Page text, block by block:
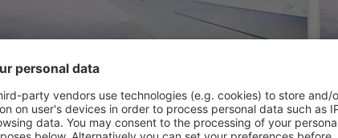
Hostal La Embajada
Talavera de la Reina, 14 august 2026, 2 nopți